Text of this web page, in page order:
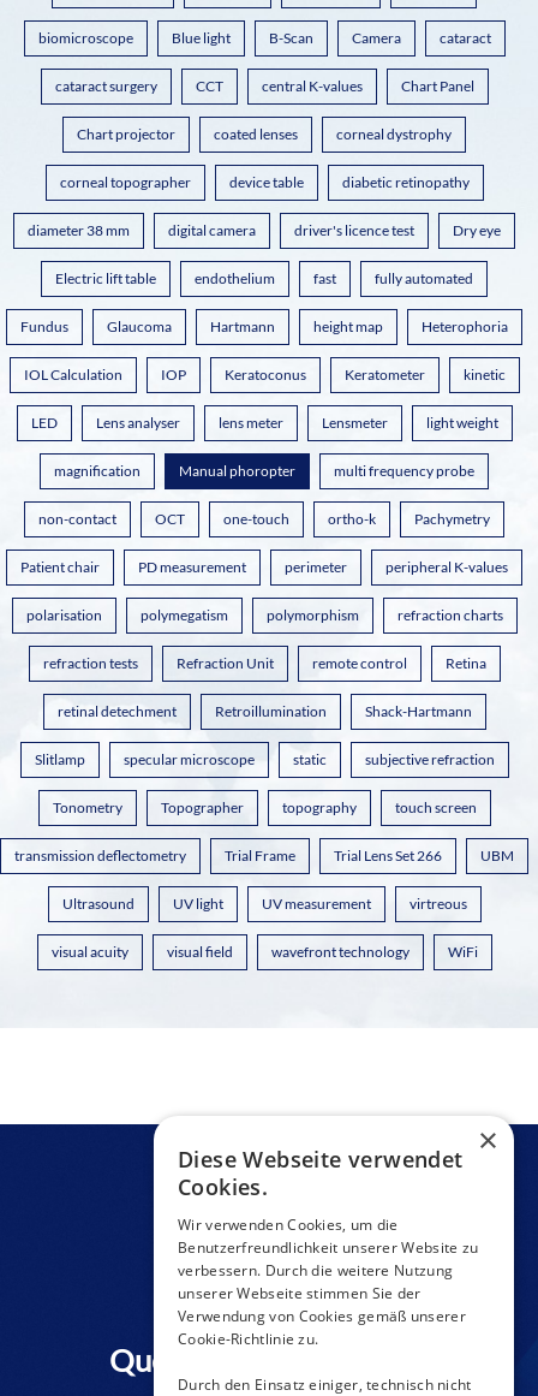
biomicroscope Blue light B-Scan Camera cataract
cataract surgery CCT central K-values Chart Panel
Chart projector coated lenses corneal dystrophy
corneal topographer device table diabetic retinopathy
diameter 38 mm digital camera driver's licence test Dry eye
Electric lift table endothelium fast fully automated
Fundus Glaucoma Hartmann height map Heterophoria
IOL Calculation IOP Keratoconus Keratometer kinetic
LED Lens analyser lens meter Lensmeter light weight
magnification Manual phoropter multi frequency probe
non-contact OCT one-touch ortho-k Pachymetry
Patient chair PD measurement perimeter peripheral K-values
polarisation polymegatism polymorphism refraction charts
refraction tests Refraction Unit remote control Retina
retinal detechment Retroillumination Shack-Hartmann
Slitlamp specular microscope static subjective refraction
Tonometry Topographer topography touch screen
transmission deflectometry Trial Frame Trial Lens Set 266 UBM
Ultrasound UV light UV measurement virtreous
visual acuity visual field wavefront technology WiFi
Questions to a product?
×
Diese Webseite verwendet
Cookies.
Wir verwenden Cookies, um die
Benutzerfreundlichkeit unserer Website zu
verbessern. Durch die weitere Nutzung
unserer Webseite stimmen Sie der
Verwendung von Cookies gemäß unserer
Cookie-Richtlinie zu.
Durch den Einsatz einiger, technisch nicht